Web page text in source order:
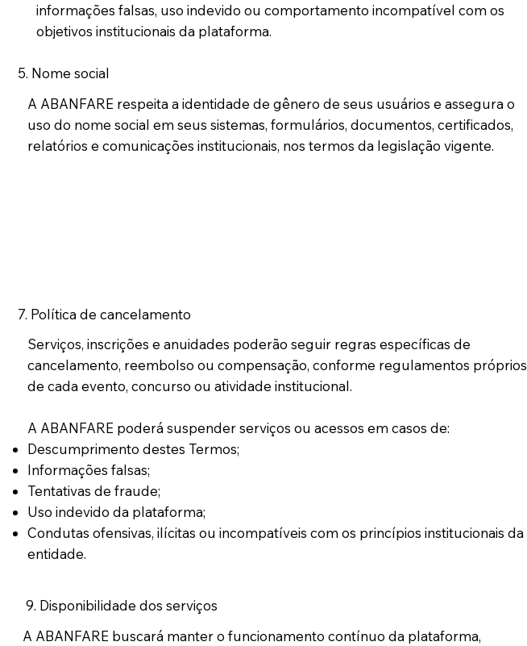
informações falsas, uso indevido ou comportamento incompatível com os
objetivos institucionais da plataforma.
5. Nome social
A ABANFARE respeita a identidade de gênero de seus usuários e assegura o
uso do nome social em seus sistemas, formulários, documentos, certificados,
relatórios e comunicações institucionais, nos termos da legislação vigente.
7. Política de cancelamento
Serviços, inscrições e anuidades poderão seguir regras específicas de
cancelamento, reembolso ou compensação, conforme regulamentos próprios
de cada evento, concurso ou atividade institucional.
A ABANFARE poderá suspender serviços ou acessos em casos de:
Descumprimento destes Termos;
Informações falsas;
Tentativas de fraude;
Uso indevido da plataforma;
Condutas ofensivas, ilícitas ou incompatíveis com os princípios institucionais da
entidade.
9. Disponibilidade dos serviços
A ABANFARE buscará manter o funcionamento contínuo da plataforma,